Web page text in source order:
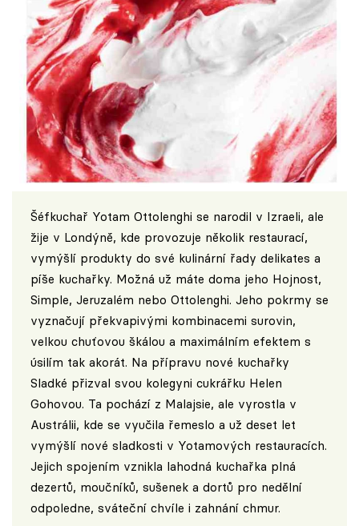
Šéfkuchař Yotam Ottolenghi se narodil v Izraeli, ale
žije v Londýně, kde provozuje několik restaurací,
vymýšlí produkty do své kulinární řady delikates a
píše kuchařky. Možná už máte doma jeho Hojnost,
Simple, Jeruzalém nebo Ottolenghi. Jeho pokrmy se
vyznačují překvapivými kombinacemi surovin,
velkou chuťovou škálou a maximálním efektem s
úsilím tak akorát. Na přípravu nové kuchařky
Sladké přizval svou kolegyni cukrářku Helen
Gohovou. Ta pochází z Malajsie, ale vyrostla v
Austrálii, kde se vyučila řemeslo a už deset let
vymýšlí nové sladkosti v Yotamových restauracích.
Jejich spojením vznikla lahodná kuchařka plná
dezertů, moučníků, sušenek a dortů pro nedělní
odpoledne, sváteční chvíle i zahnání chmur.